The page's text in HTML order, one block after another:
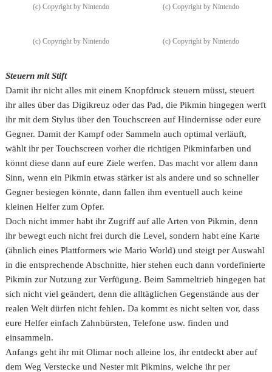
(c) Copyright by Nintendo (c) Copyright by Nintendo
(c) Copyright by Nintendo (c) Copyright by Nintendo
Steuern mit Stift
Damit ihr nicht alles mit einem Knopfdruck steuern müsst, steuert
ihr alles über das Digikreuz oder das Pad, die Pikmin hingegen werft
ihr mit dem Stylus über den Touchscreen auf Hindernisse oder eure
Gegner. Damit der Kampf oder Sammeln auch optimal verläuft,
wählt ihr per Touchscreen vorher die richtigen Pikminfarben und
könnt diese dann auf eure Ziele werfen. Das macht vor allem dann
Sinn, wenn ein Pikmin etwas stärker ist als andere und so schneller
Gegner besiegen könnte, dann fallen ihm eventuell auch keine
kleinen Helfer zum Opfer.
Doch nicht immer habt ihr Zugriff auf alle Arten von Pikmin, denn
ihr bewegt euch nicht frei durch die Level, sondern habt eine Karte
(ähnlich eines Plattformers wie Mario World) und steigt per Auswahl
in die entsprechende Abschnitte, hier stehen euch dann vordefinierte
Pikmin zur Nutzung zur Verfügung. Beim Sammeltrieb hingegen hat
sich nicht viel geändert, denn die alltäglichen Gegenstände aus der
realen Welt dürfen nicht fehlen. Da kommt es nicht selten vor, dass
eure Helfer einfach Zahnbürsten, Telefone usw. finden und
einsammeln.
Anfangs geht ihr mit Olimar noch alleine los, ihr entdeckt aber auf
dem Weg Verstecke und Nester mit Pikmins, welche ihr per